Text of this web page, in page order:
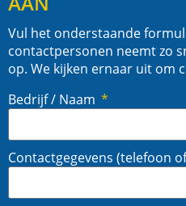
Vul het onderstaande
contactpersonen neemt zo
op. We kijken ernaar uit om
Bedrijf / Naam
Contactgegevens (telefoon